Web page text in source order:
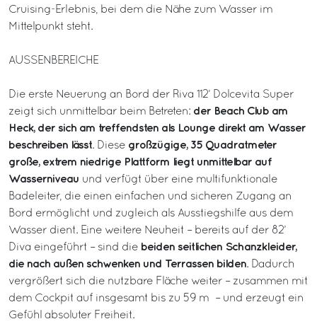
Cruising-Erlebnis, bei dem die Nähe zum Wasser im
Mittelpunkt steht.
AUSSENBEREICHE
Die erste Neuerung an Bord der Riva 112’ Dolcevita Super
zeigt sich unmittelbar beim Betreten: der Beach Club am
Heck, der sich am treffendsten als Lounge direkt am Wasser
beschreiben lässt. Diese großzügige, 35 Quadratmeter
große, extrem niedrige Plattform liegt unmittelbar auf
Wasserniveau und verfügt über eine multifunktionale
Badeleiter, die einen einfachen und sicheren Zugang an
Bord ermöglicht und zugleich als Ausstiegshilfe aus dem
Wasser dient. Eine weitere Neuheit – bereits auf der 82’
Diva eingeführt – sind die beiden seitlichen Schanzkleider,
die nach außen schwenken und Terrassen bilden. Dadurch
vergrößert sich die nutzbare Fläche weiter – zusammen mit
dem Cockpit auf insgesamt bis zu 59 m² – und erzeugt ein
Gefühl absoluter Freiheit.